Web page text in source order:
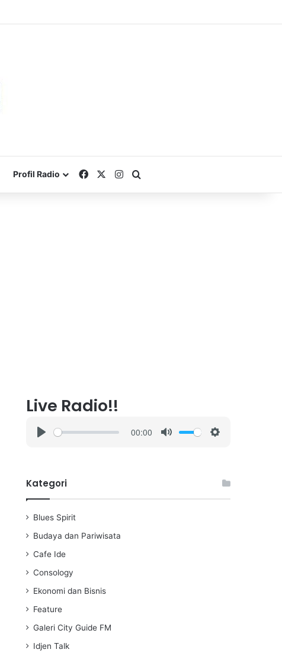
Profil Radio FacebookInstagram
Live Radio!!
y
00:00
i
Kategori
Blues Spirit
Budaya dan Pariwisata
Cafe Ide
Consology
Ekonomi dan Bisnis
Feature
Galeri City Guide FM
Idjen Talk